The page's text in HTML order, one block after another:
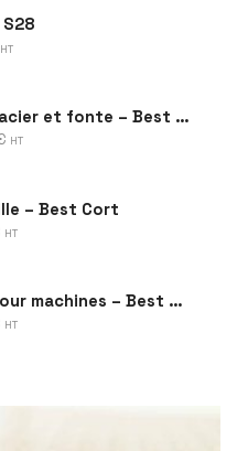
HT
Dérrouillant pour acier et fonte – Best Rust
HT
– Best Cort
HT
Fluide de coupe pour machines – Best Cool
HT